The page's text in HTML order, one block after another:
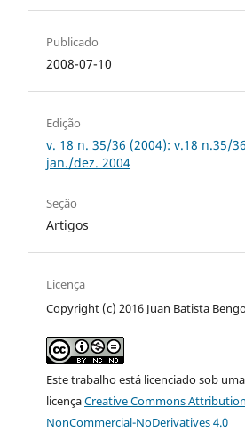
Publicado
2008-07-10
Edição
v. 18 n. 35/36 (2004): v.18 n.35/36
jan./dez. 2004
Seção
Artigos
Licença
Copyright (c) 2016 Juan Batista
Este trabalho está licenciado sob uma
licençaCreative Commons
NonCommercial-NoDerivatives 4.0